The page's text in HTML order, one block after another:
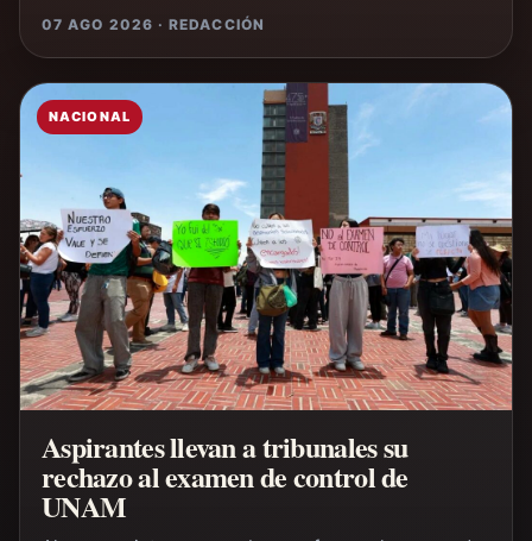
07 AGO 2026 · REDACCIÓN
NACIONAL
Aspirantes llevan a tribunales su
rechazo al examen de control de
UNAM